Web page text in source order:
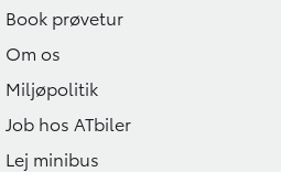
Book prøvetur
Om os
Miljøpolitik
Job hos ATbiler
Lej minibus